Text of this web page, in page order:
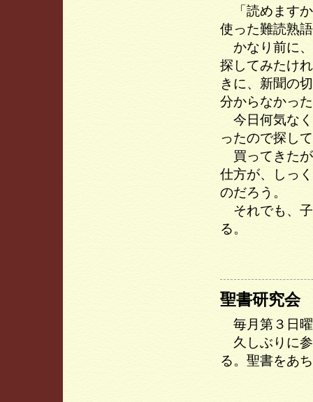
「読めますか
使った難読熟
かなり前に、
探してみたけ
きに、新聞の
分からなかっ
今日何気なく
ったので探し
買ってきたが
仕方が、しっ
のだろう。
それでも、子
る。
聖書研究会
毎月第３日
久しぶりに参
る。聖書をあ